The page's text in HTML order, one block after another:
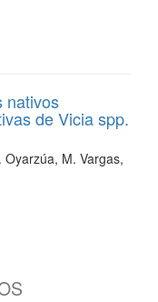
nativos
de Vicia spp.
Oyarzúa, M. Vargas,